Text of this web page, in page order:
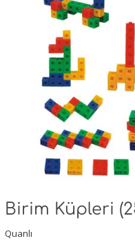
Birim Küpleri
Quanlı